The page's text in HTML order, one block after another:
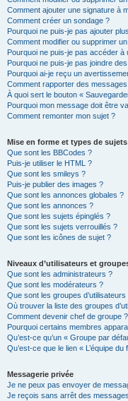
Comment ajouter une signature à
Comment créer un sondage ?
Pourquoi ne puis-je pas ajouter
Comment modifier ou supprimer
Pourquoi ne puis-je pas accéder à
Pourquoi ne puis-je pas joindre
Pourquoi ai-je reçu un
Comment rapporter des
À quoi sert le bouton «
Pourquoi mon message doit être
Comment remonter mon sujet ?
Mise en forme et types de sujets
Que sont les BBCodes ?
Puis-je utiliser le HTML ?
Que sont les smileys ?
Puis-je publier des images ?
Que sont les annonces globales ?
Que sont les annonces ?
Que sont les sujets épinglés ?
Que sont les sujets verrouillés ?
Que sont les icônes de sujet ?
Niveaux d’utilisateurs et
Que sont les administrateurs ?
Que sont les modérateurs ?
Que sont les groupes d’utilisateurs
Où trouver la liste des groupes
Comment devenir chef de groupe ?
Pourquoi certains membres
Qu’est-ce qu’un « Groupe par
Qu’est-ce que le lien « L’équipe du
Messagerie privée
Je ne peux pas envoyer de
Je reçois sans arrêt des